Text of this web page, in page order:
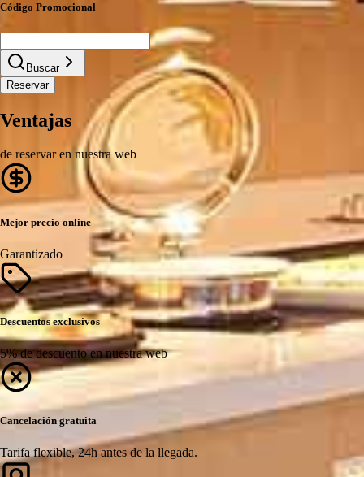
Código Promocional
Buscar
Reservar
Ventajas
de reservar en nuestra web
Mejor precio online
Garantizado
Descuentos exclusivos
5% de descuento en nuestra web
Cancelación gratuita
Tarifa flexible, 24h antes de la llegada.